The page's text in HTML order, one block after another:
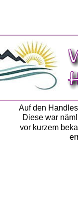
Auf den
Diese war
vor kurzem